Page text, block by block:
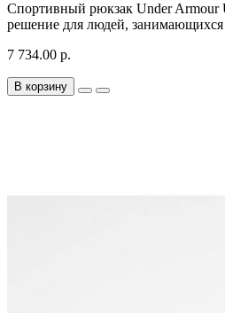
Спортивный рюкзак Under Armour
решение для людей,
7 734.00 р.
В корзину